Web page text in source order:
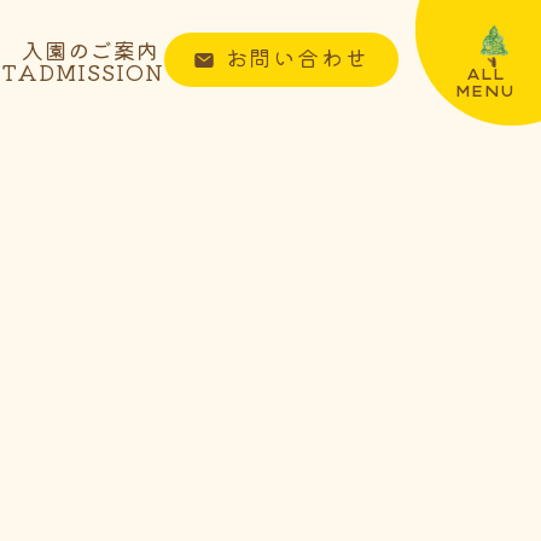
ALL
MENU
入園のご案内
ADMISSION お問い合わせ